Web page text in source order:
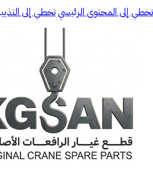
تخطي إلى المحتوى الرئيسيتخطي إلى